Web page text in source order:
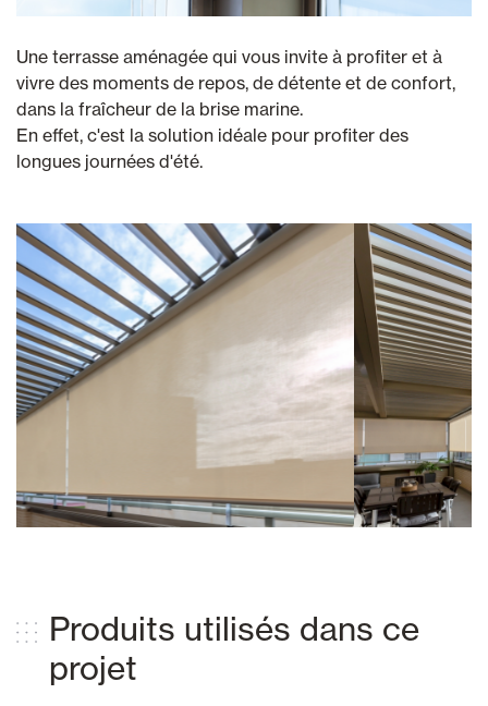
Une terrasse aménagée qui vous invite à profiter et à
vivre des moments de repos, de détente et de confort,
dans la fraîcheur de la brise marine.
En effet, c'est la solution idéale pour profiter des
longues journées d'été.
Produits utilisés dans ce
projet